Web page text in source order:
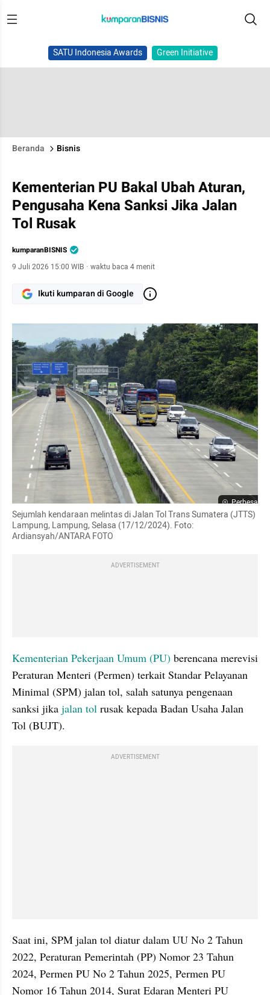
SATU Indonesia Awards Green Initiative
Beranda Bisnis
Kementerian PU Bakal Ubah Aturan,
Pengusaha Kena Sanksi Jika Jalan
Tol Rusak
kumparanBISNIS
9 Juli 2026 15:00 WIB · waktu baca 4 menit
Ikuti kumparan di Google
Perbesar
Sejumlah kendaraan melintas di Jalan Tol Trans Sumatera (JTTS)
Lampung, Lampung, Selasa (17/12/2024). Foto:
Ardiansyah/ANTARA FOTO
ADVERTISEMENT
Kementerian Pekerjaan Umum (PU) berencana merevisi
Peraturan Menteri (Permen) terkait Standar Pelayanan
Minimal (SPM) jalan tol, salah satunya pengenaan
sanksi jika jalan tol rusak kepada Badan Usaha Jalan
Tol (BUJT).
ADVERTISEMENT
Saat ini, SPM jalan tol diatur dalam UU No 2 Tahun
2022, Peraturan Pemerintah (PP) Nomor 23 Tahun
2024, Permen PU No 2 Tahun 2025, Permen PU
Nomor 16 Tahun 2014, Surat Edaran Menteri PU